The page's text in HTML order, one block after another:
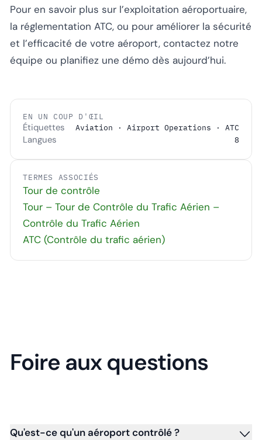
Pour en savoir plus sur l’exploitation aéroportuaire,
la réglementation ATC, ou pour améliorer la sécurité
et l’efficacité de votre aéroport, contactez notre
équipe ou planifiez une démo dès aujourd’hui.
EN UN COUP D'ŒIL
Étiquettes Aviation · Airport Operations · ATC
Langues 8
TERMES ASSOCIÉS
Tour de contrôle
Tour – Tour de Contrôle du Trafic Aérien –
Contrôle du Trafic Aérien
ATC (Contrôle du trafic aérien)
Foire aux questions
Qu'est-ce qu'un aéroport contrôlé ?